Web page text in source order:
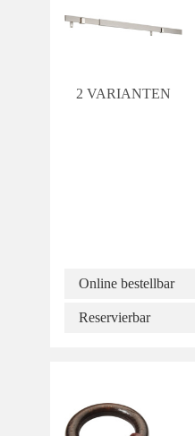
2 VARIANTEN
Online bestellbar
Reservierbar